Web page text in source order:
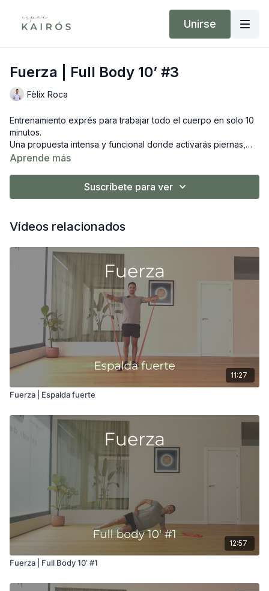
Unirse
Fuerza | Full Body 10’ #3
Fèlix Roca
Entrenamiento exprés para trabajar todo el cuerpo en solo 10
minutos.
Una propuesta intensa y funcional donde activarás piernas,
brazos y core.
opciones para adaptar a tu nivel. Ideal para fortalecer en poco
tiempo, estés donde estés.
Aprende más
Suscríbete para ver
Vídeos relacionados
11:27
Fuerza | Espalda fuerte
12:57
Fuerza | Full Body 10’ #1